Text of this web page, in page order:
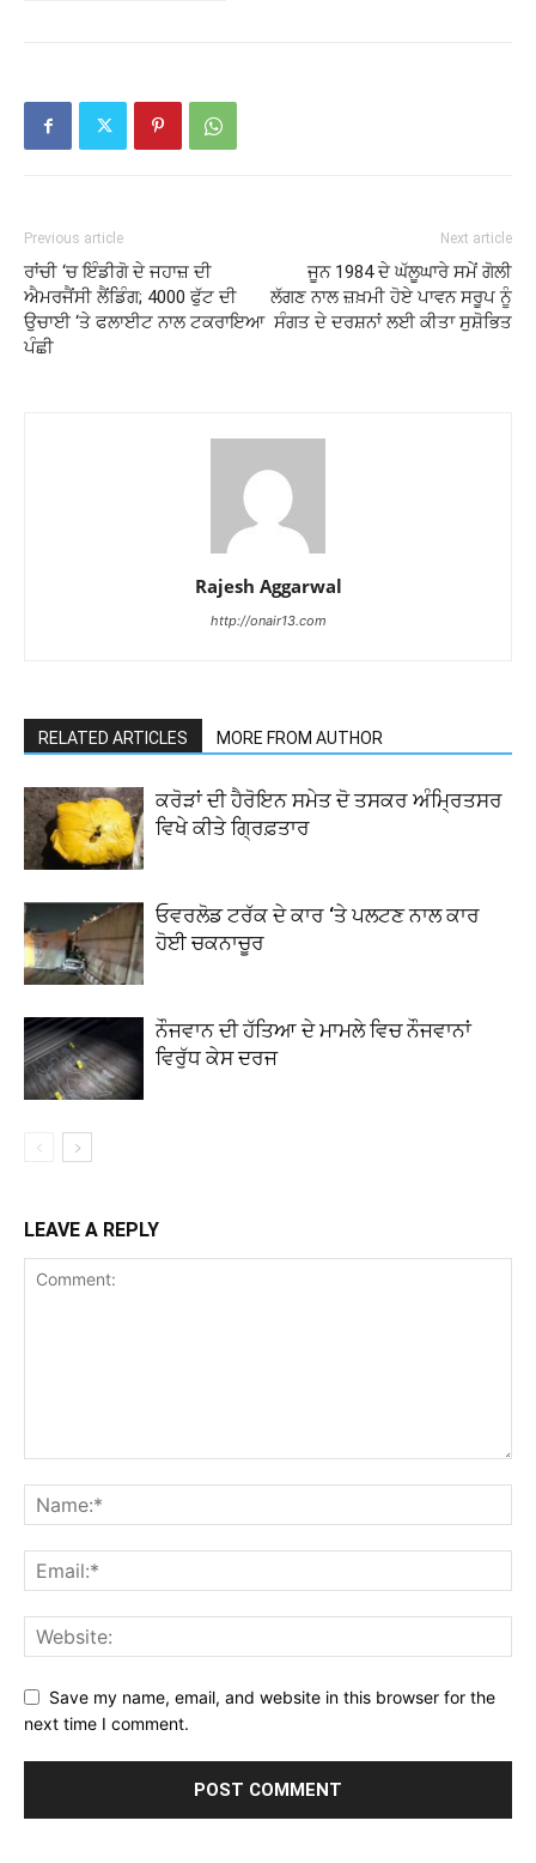
Previous article
ਰਾਂਚੀ ‘ਚ ਇੰਡੀਗੋ ਦੇ ਜਹਾਜ਼ ਦੀ
ਐਮਰਜੈਂਸੀ ਲੈਂਡਿੰਗ; 4000 ਫੁੱਟ ਦੀ
ਉਚਾਈ ‘ਤੇ ਫਲਾਈਟ ਨਾਲ ਟਕਰਾਇਆ
ਪੰਛੀ
Next article
ਜੂਨ 1984 ਦੇ ਘੱਲੂਘਾਰੇ ਸਮੇਂ ਗੋਲੀ
ਲੱਗਣ ਨਾਲ ਜ਼ਖ਼ਮੀ ਹੋਏ ਪਾਵਨ ਸਰੂਪ ਨੂੰ
ਸੰਗਤ ਦੇ ਦਰਸ਼ਨਾਂ ਲਈ ਕੀਤਾ ਸੁਸ਼ੋਭਿਤ
Rajesh Aggarwal
http://onair13.com
RELATED ARTICLES MORE FROM AUTHOR
ਕਰੋੜਾਂ ਦੀ ਹੈਰੋਇਨ ਸਮੇਤ ਦੋ ਤਸਕਰ ਅੰਮ੍ਰਿਤਸਰ
ਵਿਖੇ ਕੀਤੇ ਗ੍ਰਿਫ਼ਤਾਰ
ਓਵਰਲੋਡ ਟਰੱਕ ਦੇ ਕਾਰ ‘ਤੇ ਪਲਟਣ ਨਾਲ ਕਾਰ
ਹੋਈ ਚਕਨਾਚੂਰ
ਨੌਜਵਾਨ ਦੀ ਹੱਤਿਆ ਦੇ ਮਾਮਲੇ ਵਿਚ ਨੌਜਵਾਨਾਂ
ਵਿਰੁੱਧ ਕੇਸ ਦਰਜ
LEAVE A REPLY
Save my name, email, and website in this browser for the
next time I comment.